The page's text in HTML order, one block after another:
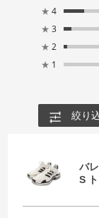
★ 4
★ 3
★ 2
★ 1
絞り
バ
S